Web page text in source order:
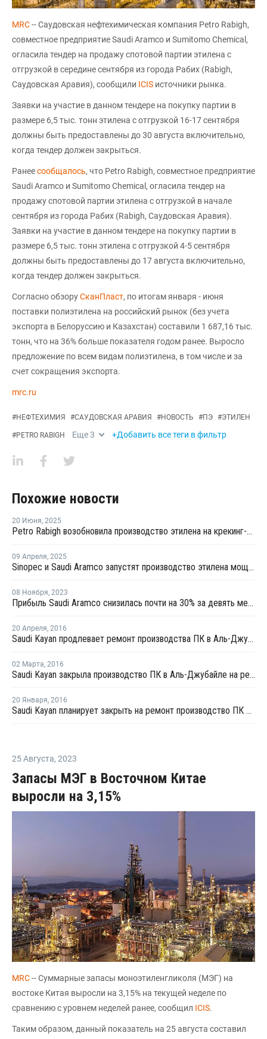
MRC-- Саудовская нефтехимическая компания Petro Rabigh,
совместное предприятие Saudi Aramco и Sumitomo Chemical,
огласила тендер на продажу спотовой партии этилена с
отгрузкой в середине сентября из города Рабих (Rabigh,
Саудовская Аравия), сообщили ICIS источники рынка.
Заявки на участие в данном тендере на покупку партии в
размере 6,5 тыс. тонн этилена с отгрузкой 16-17 сентября
должны быть предоставлены до 30 августа включительно,
когда тендер должен закрыться.
Ранеесообщалось, что Petro Rabigh, совместное предприятие
Saudi Aramco и Sumitomo Chemical, огласила тендер на
продажу спотовой партии этилена с отгрузкой в начале
сентября из города Рабих (Rabigh, Саудовская Аравия).
Заявки на участие в данном тендере на покупку партии в
размере 6,5 тыс. тонн этилена с отгрузкой 4-5 сентября
должны быть предоставлены до 17 августа включительно,
когда тендер должен закрыться.
Согласно обзоруСканПласт, по итогам января - июня
поставки полиэтилена на российский рынок (без учета
экспорта в Белоруссию и Казахстан) составили 1 687,16 тыс.
тонн, что на 36% больше показателя годом ранее. Выросло
предложение по всем видам полиэтилена, в том числе и за
счет сокращения экспорта.
mrc.ru
#НЕФТЕХИМИЯ #САУДОВСКАЯ АРАВИЯ #НОВОСТЬ #ПЭ #ЭТИЛЕН
#PETRO RABIGH Еще3 +Добавить все теги в фильтр
Похожие новости
20 Июня, 2025
Petro Rabigh возобновила производство этилена на крекинг-установке в Саудовской Аравии
09 Апреля, 2025
Sinopec и Saudi Aramco запустят производство этилена мощностью 1,8 млн тонн на своем НПЗ в Янбу
08 Ноября, 2023
Прибыль Saudi Aramco снизилась почти на 30% за девять месяцев
20 Апреля, 2016
Saudi Kayan продлевает ремонт производства ПК в Аль-Джубайле
02 Марта, 2016
Saudi Kayan закрыла производство ПК в Аль-Джубайле на ремонт
20 Января, 2016
Saudi Kayan планирует закрыть на ремонт производство ПК в Аль-Джубайль в конце марта
25 Августа, 2023
Запасы МЭГ в Восточном Китае
выросли на 3,15%
MRC-- Суммарные запасы моноэтиленгликоля (МЭГ) на
востоке Китая выросли на 3,15% на текущей неделе по
сравнению с уровнем неделей ранее, сообщил ICIS.
Таким образом, данный показатель на 25 августа составил